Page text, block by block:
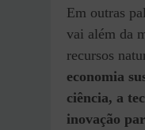
Em outras
vai além da
recursos
economia
ciência, a
inovação